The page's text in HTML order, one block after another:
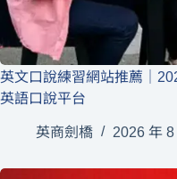
英文口說練習網站推薦｜
英語口說平台
英商劍橋 2026 年 8